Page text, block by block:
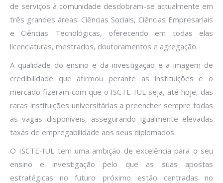
de serviços à comunidade desdobram-se actualmente em
três grandes áreas: Ciências Sociais, Ciências Empresariais
e Ciências Tecnológicas, oferecendo em todas elas
licenciaturas, mestrados, doutoramentos e agregação.
A qualidade do ensino e da investigação e a imagem de
credibilidade que afirmou perante as instituições e o
mercado fizeram com que o ISCTE-IUL seja, até hoje, das
raras instituições universitárias a preencher sempre todas
as vagas disponíveis, assegurando igualmente elevadas
taxas de empregabilidade aos seus diplomados.
O ISCTE-IUL tem uma ambição de excelência para o seu
ensino e investigação pelo que as suas apostas
estratégicas no futuro próximo estão centradas no